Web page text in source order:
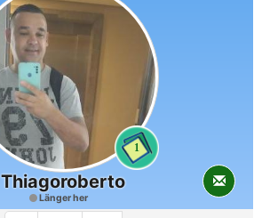
1
Thiagoroberto
Länger her